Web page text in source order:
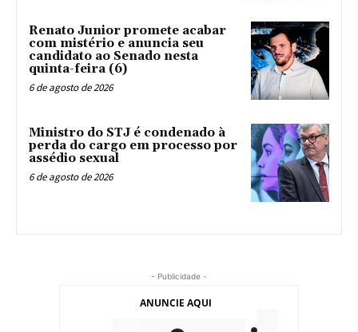
Renato Junior promete acabar
com mistério e anuncia seu
candidato ao Senado nesta
quinta-feira (6)
6 de agosto de 2026
Ministro do STJ é condenado à
perda do cargo em processo por
assédio sexual
6 de agosto de 2026
- Publicidade -